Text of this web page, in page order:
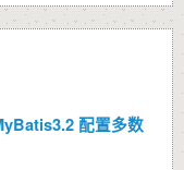
配置多数